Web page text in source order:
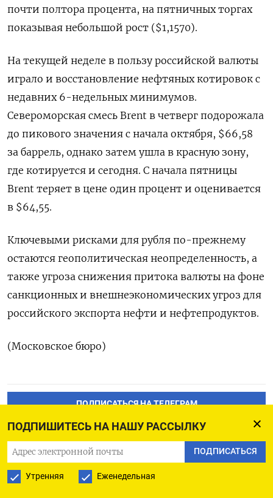
ПОДПИШИТЕСЬ НА НАШУ РАССЫЛКУ
ПОДПИСАТЬСЯ
Утренняя Еженедельная
почти полтора процента, на пятничных торгах
показывая небольшой рост ($1,1570).
На текущей неделе в пользу российской валюты
играло и восстановление нефтяных котировок с
недавних 6-недельных минимумов.
Североморская смесь Brent в четверг подорожала
до пикового значения с начала октября, $66,58
за баррель, однако затем ушла в красную зону,
где котируется и сегодня. С начала пятницы
Brent теряет в цене один процент и оценивается
в $64,55.
Ключевыми рисками для рубля по-прежнему
остаются геополитическая неопределенность, а
также угроза снижения притока валюты на фоне
санкционных и внешнеэкономических угроз для
российского экспорта нефти и нефтепродуктов.
(Московское бюро)
ПОДПИСАТЬСЯ НА ТЕЛЕГРАМ